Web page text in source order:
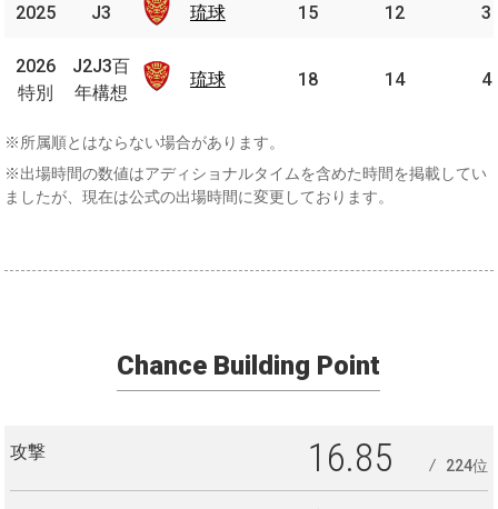
2025 琉球 15 12 3
2026
特別
百年
構想
琉球 18 14 4
2025 J3 琉球
2026
特別
J2J3百
年構想
琉球
※所属順とはならない場合があります。
※出場時間の数値はアディショナルタイムを含めた時間を掲載してい
ましたが、現在は公式の出場時間に変更しております。
Chance Building Point
攻撃 16.85 224位